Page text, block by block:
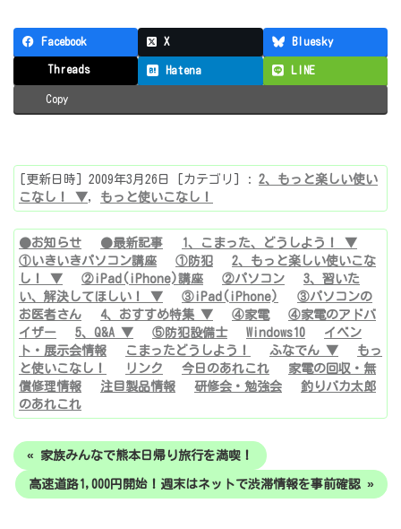
Facebook X Bluesky
Threads Hatena LINE
Copy
[更新日時] 2009年3月26日 [カテゴリ] : 2、もっと楽しい使い
こなし！ ▼, もっと使いこなし！
●お知らせ ●最新記事
1、こまった、どうしよう！ ▼
①いきいきパソコン講座
①防犯
2、もっと楽しい使いこな
し！ ▼
②iPad(iPhone)講座 ②パソコン
3、習いた
い、解決してほしい！ ▼
③iPad(iPhone)
③パソコンの
お医者さん
4、おすすめ特集 ▼ ④家電
④家電のアドバ
イザー
5、Q&A ▼ ⑤防犯設備士 Windows10
イベン
ト・展示会情報
こまったどうしよう！ ふなでん ▼
もっ
と使いこなし！
リンク 今日のあれこれ
家電の回収・無
償修理情報
注目製品情報 研修会・勉強会
釣りバカ太郎
のあれこれ
« 家族みんなで熊本日帰り旅行を満喫！
高速道路1,000円開始！週末はネットで渋滞情報を事前確認 »